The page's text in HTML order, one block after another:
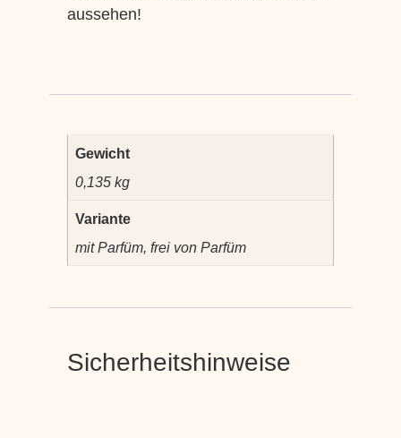
aussehen!
Gewicht
0,135 kg
Variante
mit Parfüm, frei von Parfüm
Sicherheitshinweise